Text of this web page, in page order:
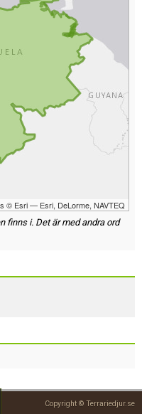
© Esri — Esri, DeLorme, NAVTEQ
finns i. Det är med andra ord
Copyright © Terrariedjur.se